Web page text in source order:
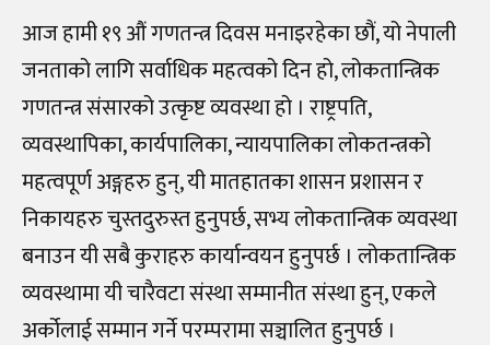
आज हामी १९ औं गणतन्त्र दिवस मनाइरहेका छौं, यो नेपाली
जनताको लागि सर्वाधिक महत्वको दिन हो, लोकतान्त्रिक
गणतन्त्र संसारको उत्कृष्ट व्यवस्था हो । राष्ट्रपति,
व्यवस्थापिका, कार्यपालिका, न्यायपालिका लोकतन्त्रको
महत्वपूर्ण अङ्गहरु हुन्, यी मातहातका शासन प्रशासन र
निकायहरु चुस्तदुरुस्त हुनुपर्छ, सभ्य लोकतान्त्रिक व्यवस्था
बनाउन यी सबै कुराहरु कार्यान्वयन हुनुपर्छ । लोकतान्त्रिक
व्यवस्थामा यी चारैवटा संस्था सम्मानीत संस्था हुन्, एकले
अर्कोलाई सम्मान गर्ने परम्परामा सञ्चालित हुनुपर्छ ।